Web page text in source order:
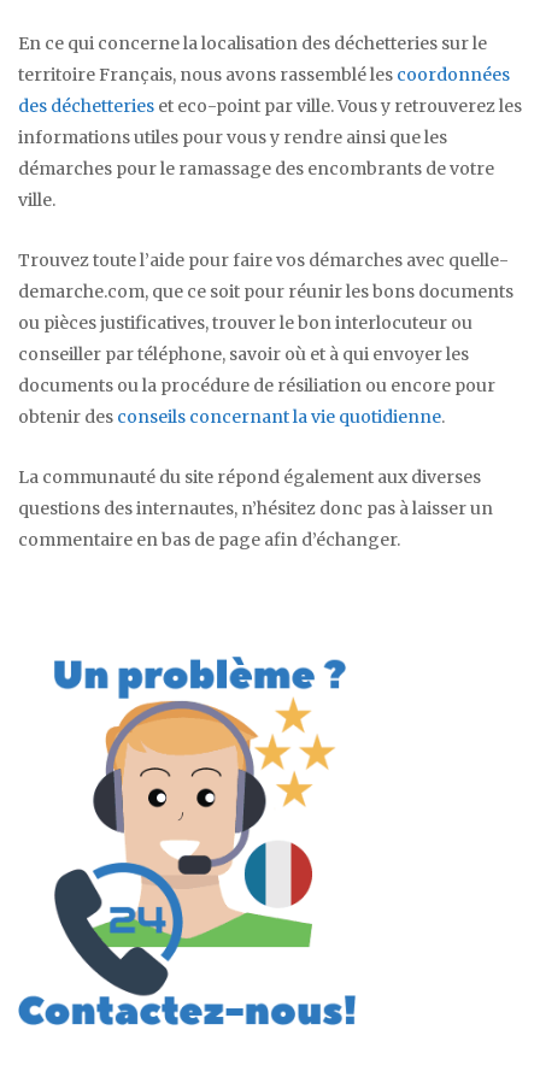
En ce qui concerne la localisation des déchetteries sur le
territoire Français, nous avons rassemblé les coordonnées
des déchetteries et eco-point par ville. Vous y retrouverez les
informations utiles pour vous y rendre ainsi que les
démarches pour le ramassage des encombrants de votre
ville.
Trouvez toute l’aide pour faire vos démarches avec quelle-
demarche.com, que ce soit pour réunir les bons documents
ou pièces justificatives, trouver le bon interlocuteur ou
conseiller par téléphone, savoir où et à qui envoyer les
documents ou la procédure de résiliation ou encore pour
obtenir des conseils concernant la vie quotidienne.
La communauté du site répond également aux diverses
questions des internautes, n’hésitez donc pas à laisser un
commentaire en bas de page afin d’échanger.